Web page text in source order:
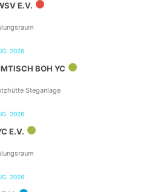
E.V.
2026
BOH YC
Steganlage
2026
E.V.
2026